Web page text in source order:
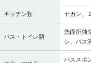
キッチン類 ヤカン、
バス・トイレ類
洗面所独
シ、バス
バススポ